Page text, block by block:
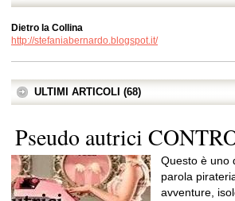
Dietro la Collina
http://stefaniabernardo.blogspot.it/
ULTIMI ARTICOLI (68)
Pseudo autrici
Questo è uno
parola
avventure,